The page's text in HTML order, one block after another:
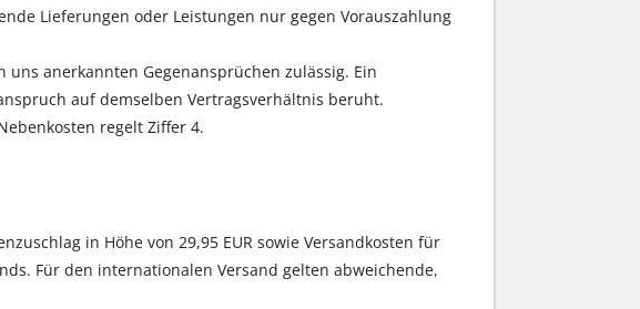
Lieferungen oder Leistungen nur gegen Vorauszahlung
anerkannten Gegenansprüchen zulässig. Ein
auf demselben Vertragsverhältnis beruht.
regelt Ziffer 4.
in Höhe von 29,95 EUR sowie Versandkosten für
Für den internationalen Versand gelten abweichende,